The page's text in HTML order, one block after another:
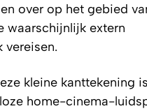
over op het gebied
waarschijnlijk extern
vereisen.
kleine kanttekening
home-cinema-